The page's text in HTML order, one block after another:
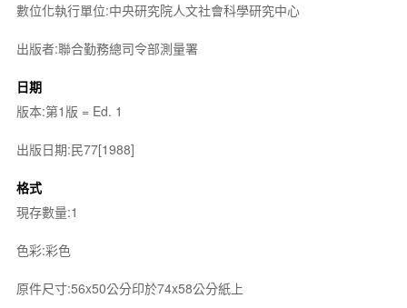
數位化執行單位:中央研究院人文社會科學研究中心
出版者:聯合勤務總司令部測量署
日期
版本:第1版 = Ed. 1
出版日期:民77[1988]
格式
現存數量:1
色彩:彩色
原件尺寸:56x50公分印於74x58公分紙上